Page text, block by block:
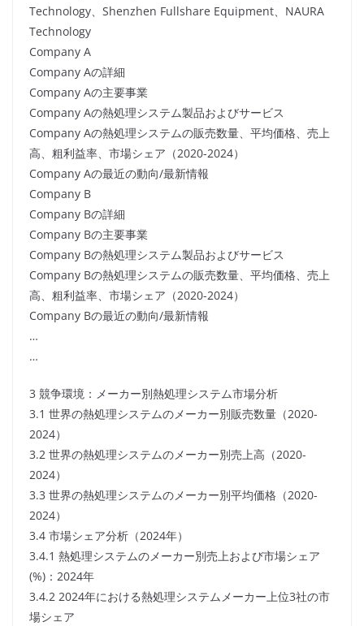
Technology、Shenzhen Fullshare Equipment、NAURA
Technology
Company A
Company Aの詳細
Company Aの主要事業
Company Aの熱処理システム製品およびサービス
Company Aの熱処理システムの販売数量、平均価格、売上
高、粗利益率、市場シェア（2020-2024）
Company Aの最近の動向/最新情報
Company B
Company Bの詳細
Company Bの主要事業
Company Bの熱処理システム製品およびサービス
Company Bの熱処理システムの販売数量、平均価格、売上
高、粗利益率、市場シェア（2020-2024）
Company Bの最近の動向/最新情報
…
…
3 競争環境：メーカー別熱処理システム市場分析
3.1 世界の熱処理システムのメーカー別販売数量（2020-
2024）
3.2 世界の熱処理システムのメーカー別売上高（2020-
2024）
3.3 世界の熱処理システムのメーカー別平均価格（2020-
2024）
3.4 市場シェア分析（2024年）
3.4.1 熱処理システムのメーカー別売上および市場シェア
(%)：2024年
3.4.2 2024年における熱処理システムメーカー上位3社の市
場シェア